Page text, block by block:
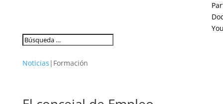
Noticias | Formación